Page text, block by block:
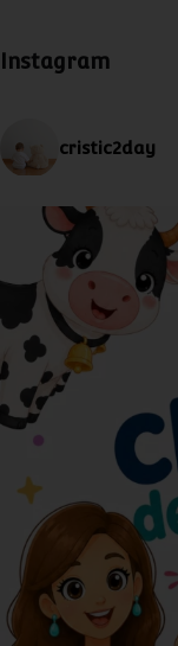
Instagram
cristic2day